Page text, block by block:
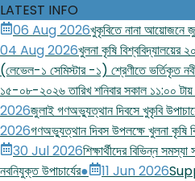
LATEST INFO
06 Aug 2026খুকৃবিতে নানা আয়োজনে
04 Aug 2026খুলনা কৃষি বিশ্ববিদ্যালয়ের
(লেভেল-১ সেমিস্টার -১) শ্রেণীতে ভর্তিকৃত
১৫-০৮-২০২৬ তারিখ শনিবার সকাল ১১:০০ টায়
2026জুলাই গণঅভ্যুত্থান দিবসে খুকৃবি
2026গণঅভ্যুত্থান দিবস উপলক্ষে খুলনা কৃষি
30 Jul 2026শিক্ষার্থীদের বিভিন্ন
নবনিযুক্ত উপাচার্যের● 11 Jun 2026